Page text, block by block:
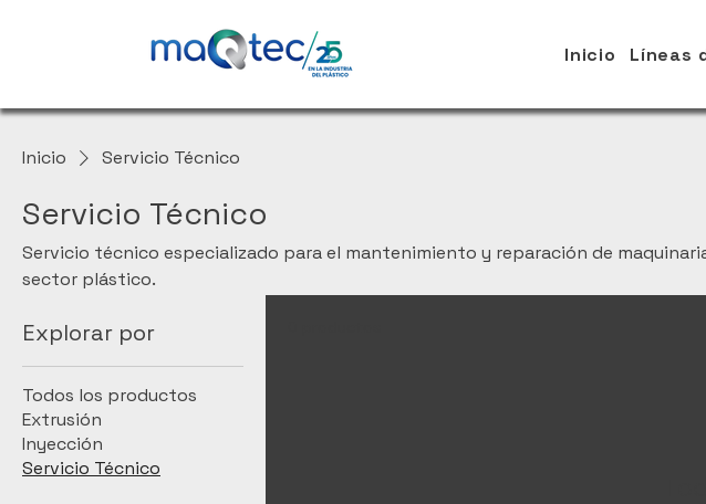
Inicio Líneas
Inicio Servicio Técnico
Servicio Técnico
Servicio técnico especializado para el mantenimiento y reparación de
sector plástico.
Explorar por
Todos los productos
Extrusión
Inyección
Servicio Técnico